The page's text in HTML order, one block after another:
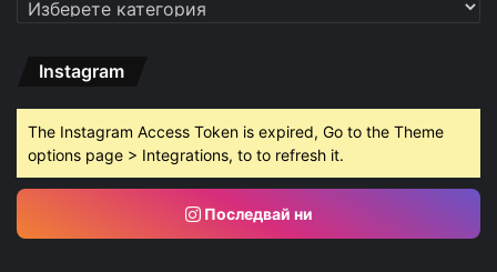
Instagram
The Instagram Access Token is expired, Go to the Theme
options page > Integrations, to to refresh it.
Последвай ни